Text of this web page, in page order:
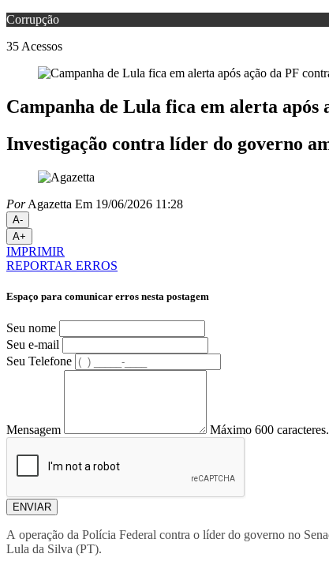
Corrupção
35 Acessos
Campanha de Lula fica em alerta após
Investigação contra líder do governo
PorAgazetta Em 19/06/2026 11:28
A-
A+
IMPRIMIR
REPORTAR ERROS
Espaço para comunicar erros nesta postagem
Seu nome
Seu e-mail
Seu Telefone
Mensagem Máximo 600 caracteres.
ENVIAR
A operação da Polícia Federal contra o líder do governo no
Lula da Silva (PT).